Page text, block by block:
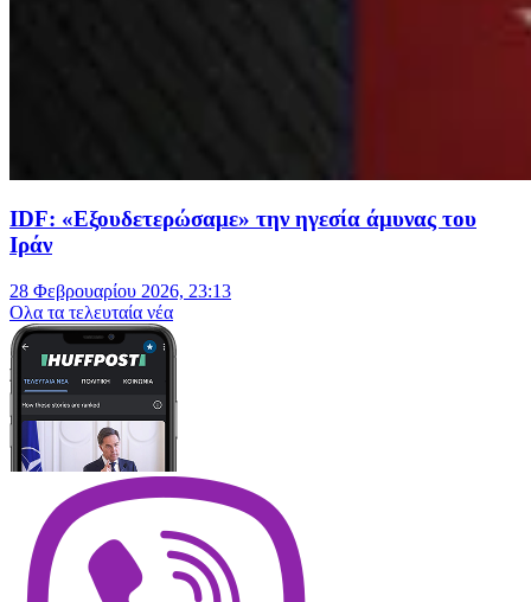
IDF: «Εξουδετερώσαμε» την ηγεσία άμυνας του
Ιράν
28 Φεβρουαρίου 2026, 23:13
Oλα τα τελευταία νέα